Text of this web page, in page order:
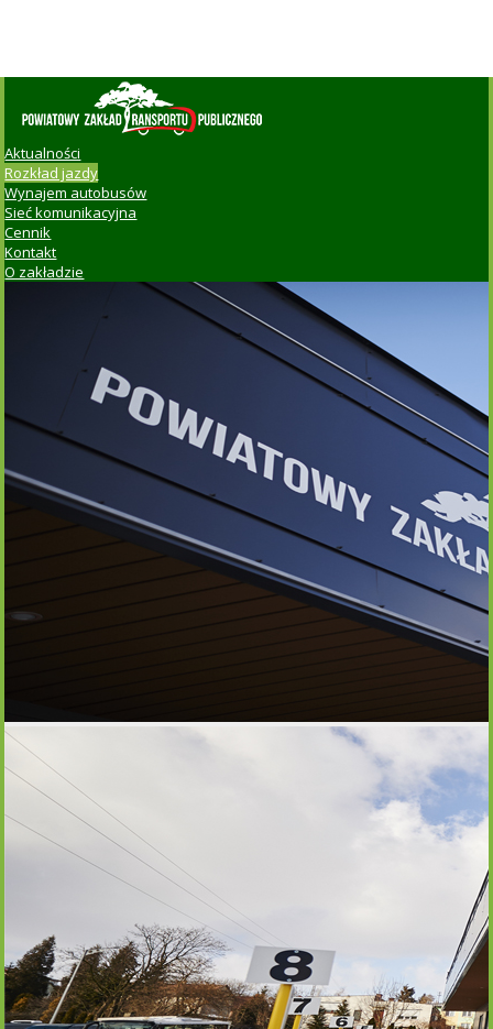
Aktualności
Rozkład jazdy
Wynajem autobusów
Sieć komunikacyjna
Cennik
Kontakt
O zakładzie